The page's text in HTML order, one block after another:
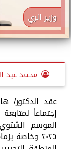
وزير الري
محمد عبد
عقد الدكتور/
إجتماعاً
الموسم
٢٠٢٥ وخاصة